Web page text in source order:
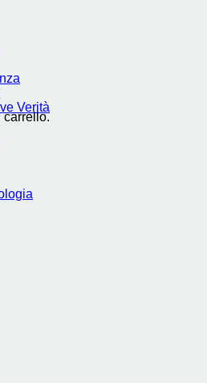
carrello.
Verità